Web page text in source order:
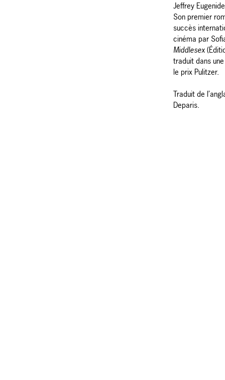
Jeffrey
Son premier
succès
cinéma par
Middlesex
traduit dans
le prix Pulitzer.
Traduit de
Deparis.